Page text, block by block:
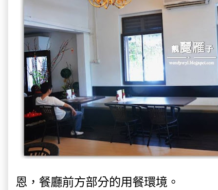
恩，餐廳前方部分的用餐環境。